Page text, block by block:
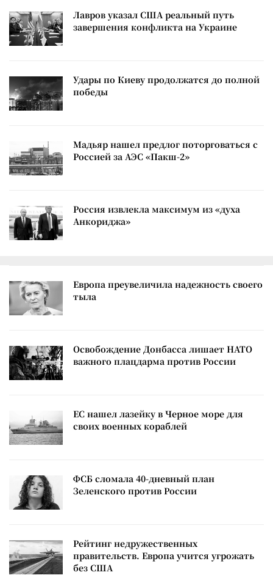
Лавров указал США реальный путь
завершения конфликта на Украине
Удары по Киеву продолжатся до полной
победы
Мадьяр нашел предлог поторговаться с
Россией за АЭС «Пакш-2»
Россия извлекла максимум из «духа
Анкориджа»
Европа преувеличила надежность своего
тыла
Освобождение Донбасса лишает НАТО
важного плацдарма против России
ЕС нашел лазейку в Черное море для
своих военных кораблей
ФСБ сломала 40-дневный план
Зеленского против России
Рейтинг недружественных
правительств. Европа учится угрожать
без США